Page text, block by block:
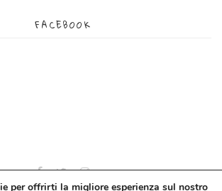
FACEBOOK
per offrirti la migliore esperienza sul nostro